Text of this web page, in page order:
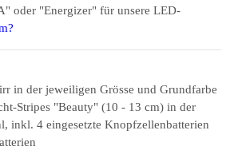
oder "Energizer" für unsere LED-
in der jeweiligen Grösse und Grundfarbe
Stripes "Beauty" (10 - 13 cm) in der
inkl. 4 eingesetzte Knopfzellenbatterien